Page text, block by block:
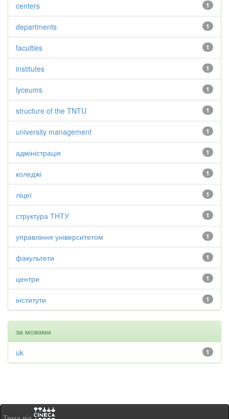
1
centers
1
departments
1
faculties
1
institutes
1
lyceums
1
structure of the TNTU
1
university management
1
адміністрація
1
коледжі
1
ліцеї
1
структура ТНТУ
1
управління університетом
1
факультети
1
центри
1
інститути
за мовами
1
uk